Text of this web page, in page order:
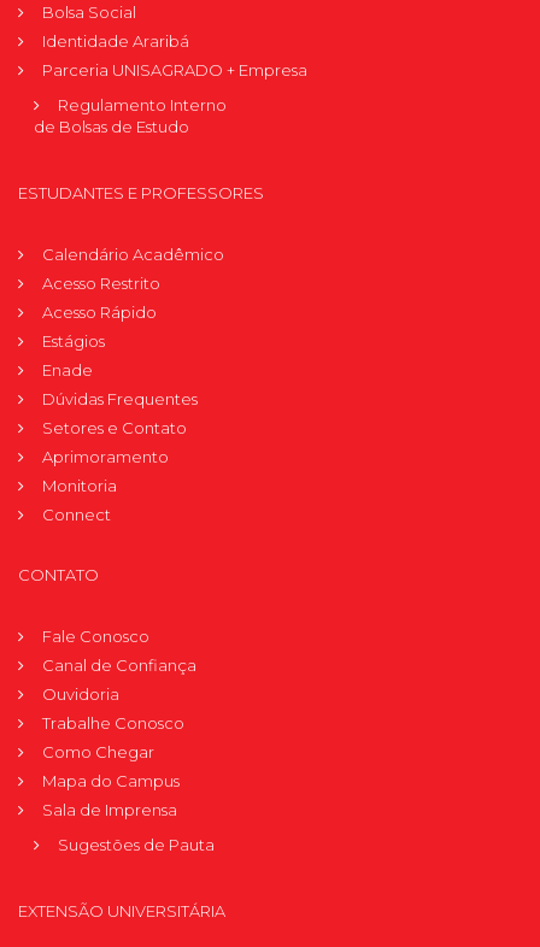
Bolsa Social
Identidade Araribá
Parceria UNISAGRADO + Empresa
Regulamento Interno
de Bolsas de Estudo
ESTUDANTES E PROFESSORES
Calendário Acadêmico
Acesso Restrito
Acesso Rápido
Estágios
Enade
Dúvidas Frequentes
Setores e Contato
Aprimoramento
Monitoria
Connect
CONTATO
Fale Conosco
Canal de Confiança
Ouvidoria
Trabalhe Conosco
Como Chegar
Mapa do Campus
Sala de Imprensa
Sugestões de Pauta
EXTENSÃO UNIVERSITÁRIA